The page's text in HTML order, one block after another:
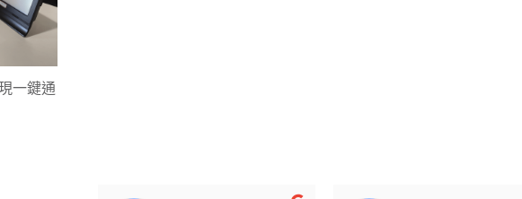
一鍵通